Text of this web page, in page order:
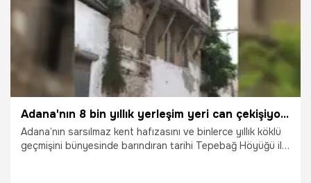
Adana'nın 8 bin yıllık yerleşim yeri can çekişiyor! Tepebağ Konakları acil restorasyon bekliyor
Adana’nın sarsılmaz kent hafızasını ve binlerce yıllık köklü
geçmişini bünyesinde barındıran tarihi Tepebağ Höyüğü ile